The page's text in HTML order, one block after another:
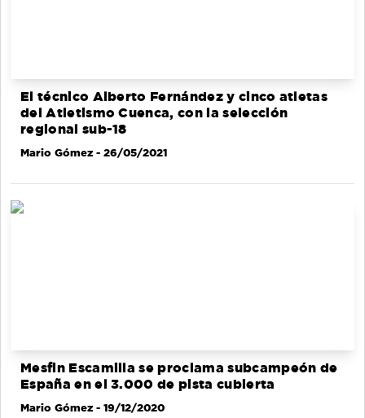
El técnico Alberto Fernández y cinco atletas
del Atletismo Cuenca, con la selección
regional sub-18
Mario Gómez - 26/05/2021
Mesfin Escamilla se proclama subcampeón de
España en el 3.000 de pista cubierta
Mario Gómez - 19/12/2020